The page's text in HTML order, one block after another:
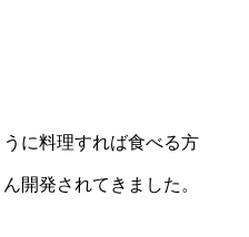
に料理すれば食べる方
開発されてきました。